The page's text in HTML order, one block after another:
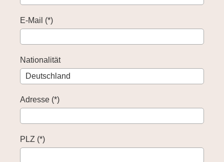
E-Mail (*)
Nationalität
Adresse (*)
PLZ (*)